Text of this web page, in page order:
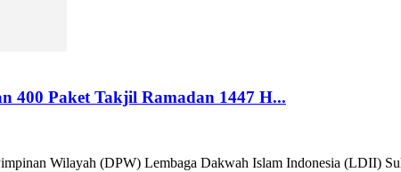
400 Paket Takjil Ramadan 1447 H...
Wilayah (DPW) Lembaga Dakwah Islam Indonesia (LDII)